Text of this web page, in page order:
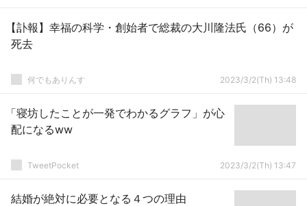
【訃報】幸福の科学・創始者で総裁の大川隆法氏（66）が
死去
何でもありんす 2023/3/2(Th) 13:48
「寝坊したことが一発でわかるグラフ」が心
配になるww
TweetPocket 2023/3/2(Th) 13:47
結婚が絶対に必要となる４つの理由